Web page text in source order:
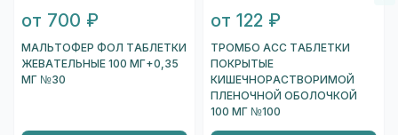
от 700 ₽
МАЛЬТОФЕР ФОЛ ТАБЛЕТКИ
ЖЕВАТЕЛЬНЫЕ 100 МГ+0,35
МГ №30
от 122 ₽
ТРОМБО АСС ТАБЛЕТКИ
ПОКРЫТЫЕ
КИШЕЧНОРАСТВОРИМОЙ
ПЛЕНОЧНОЙ ОБОЛОЧКОЙ
100 МГ №100